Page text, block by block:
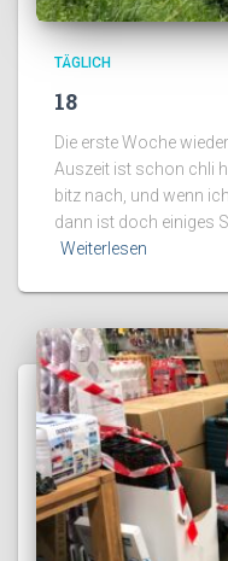
TÄGLICH
18
Die erste Woche
Auszeit ist schon chli
bitz nach, und wenn
dann ist doch einiges
Weiterlesen